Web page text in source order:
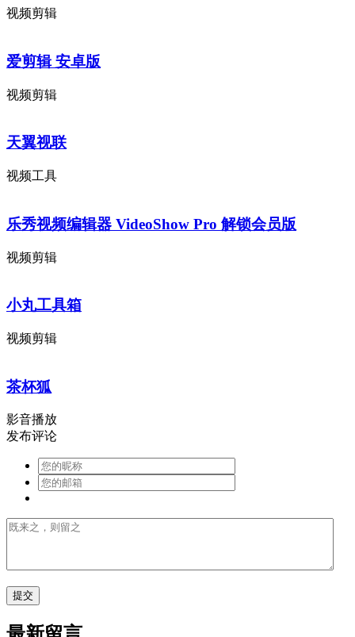
视频剪辑
爱剪辑 安卓版
视频剪辑
天翼视联
视频工具
乐秀视频编辑器 VideoShow Pro 解锁会员版
视频剪辑
小丸工具箱
视频剪辑
茶杯狐
影音播放
发布评论